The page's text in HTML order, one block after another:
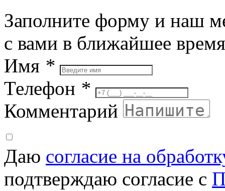
Заполните форму и наш
с вами в ближайшее время
Имя *
Телефон *
Комментарий
Даю согласие на
подтверждаю согласие с